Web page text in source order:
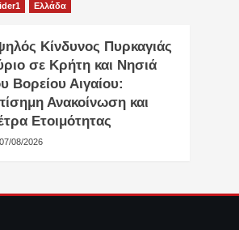
Ελλάδα
Κίνδυνος Πυρκαγιάς
σε Κρήτη και Νησιά
Βορείου Αιγαίου:
Ανακοίνωση και
Ετοιμότητας
07/08/2026